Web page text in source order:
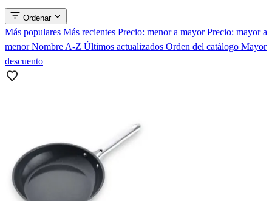
Ordenar
Más populares Más recientes Precio: menor a mayorPrecio: mayor a
menorNombre A-Z Últimos actualizados Orden del catálogo Mayor
descuento